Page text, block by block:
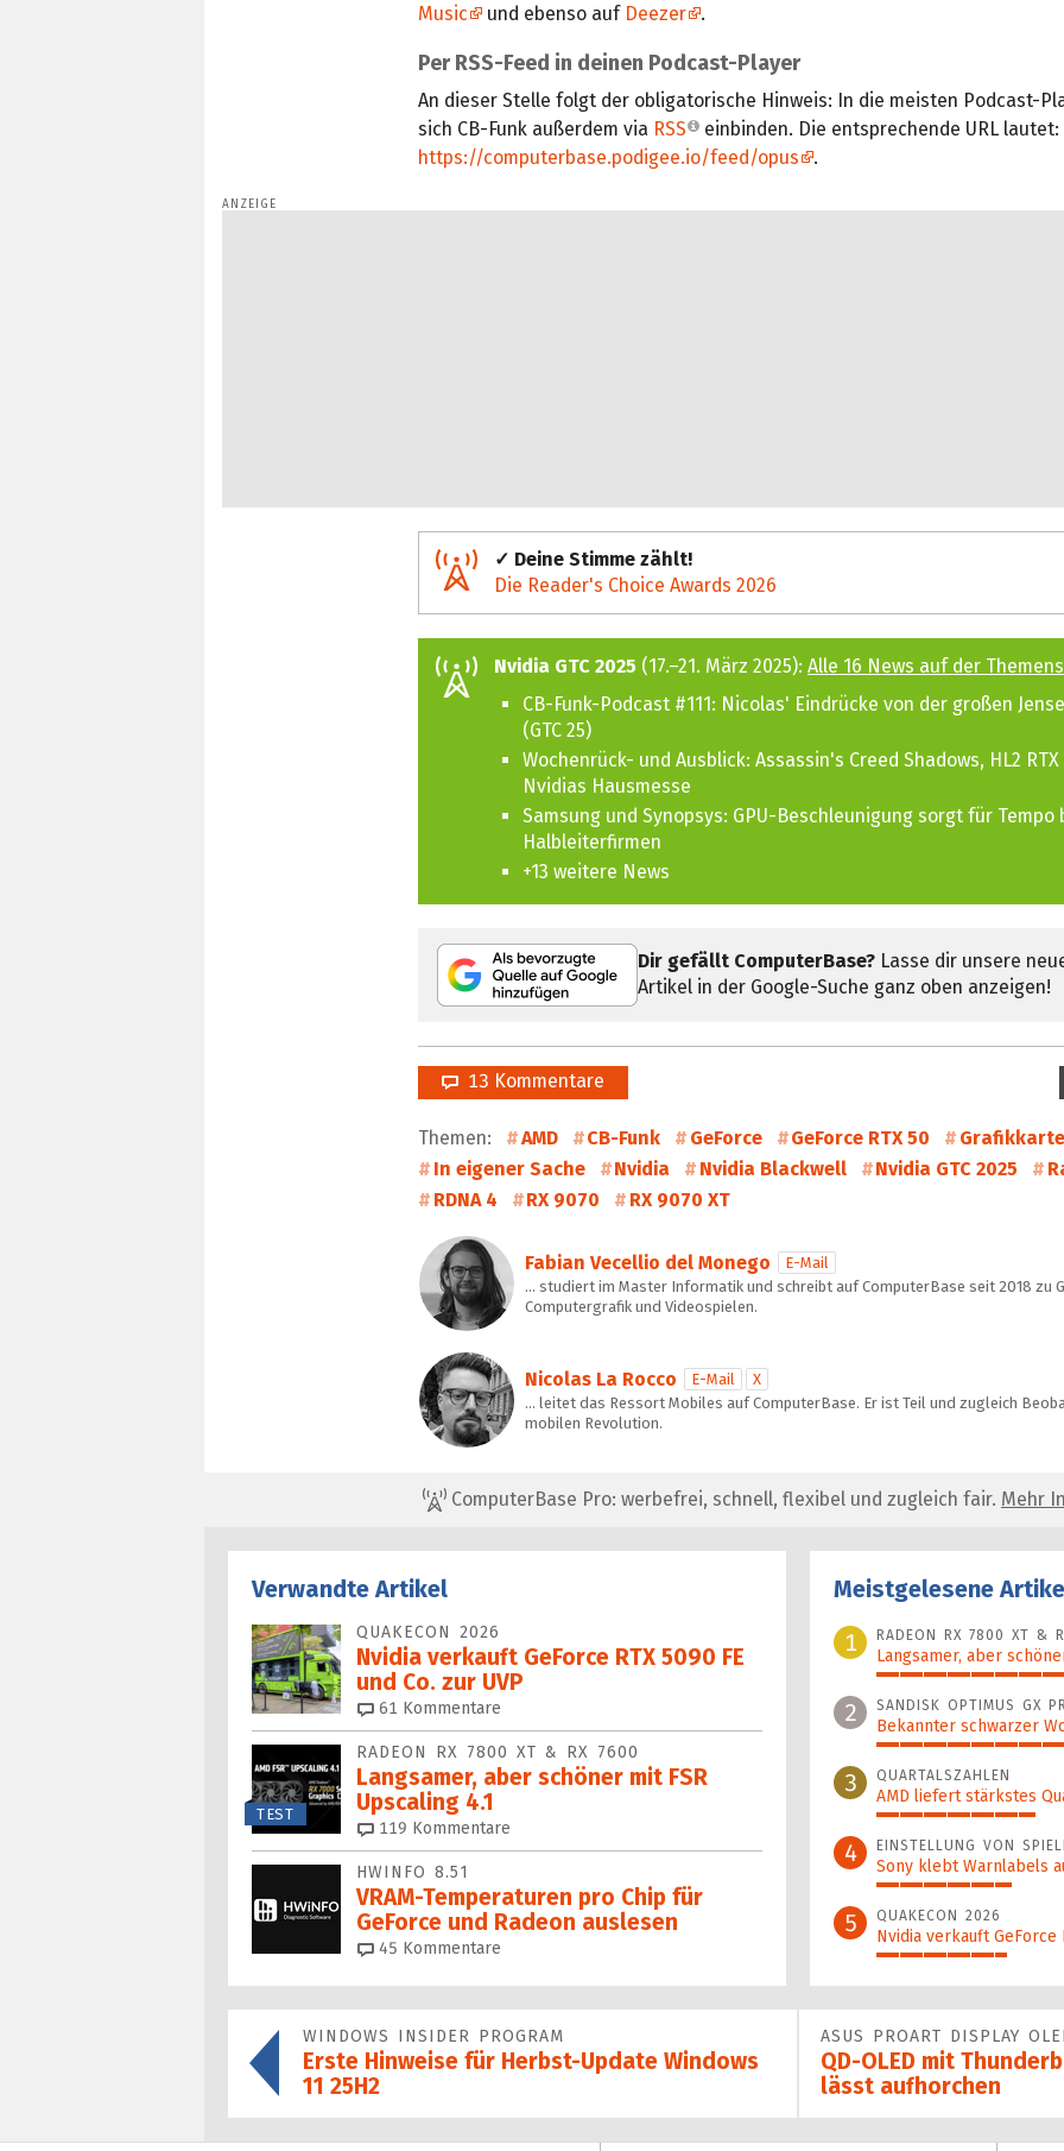
Music
und ebenso auf Deezer .
Per RSS-Feed in deinen Podcast-Player
An dieser Stelle folgt der obligatorische Hinweis: In die meisten Podcast-
sich CB-Funk außerdem via RSS
einbinden. Die entsprechende URL lautet:
https://computerbase.podigee.io/feed/opus
.
✓ Deine Stimme zählt!
Die Reader's Choice Awards 2026
Nvidia GTC 2025 (17.–21. März 2025): Alle 16 News auf der
CB-Funk-Podcast #111: Nicolas' Eindrücke von der großen
(GTC 25)
Wochenrück- und Ausblick: Assassin's Creed Shadows, HL2 RTX
Nvidias Hausmesse
Samsung und Synopsys: GPU-Beschleunigung sorgt für Tempo
Halbleiterfirmen
+13 weitere News
Dir gefällt ComputerBase? Lasse dir unsere
Artikel in der Google-Suche ganz oben anzeigen!
13 Kommentare
Themen: AMD CB-Funk GeForce GeForce RTX 50
In eigener Sache
Nvidia Nvidia Blackwell Nvidia GTC 2025
RDNA 4
RX 9070 RX 9070 XT
Fabian Vecellio del Monego
E-Mail
… studiert im Master Informatik und schreibt auf ComputerBase seit 2018 zu
Computergrafik und Videospielen.
Nicolas La Rocco E-Mail
X
… leitet das Ressort Mobiles auf ComputerBase. Er ist Teil und zugleich
mobilen Revolution.
ComputerBase Pro: werbefrei, schnell, flexibel und zugleich fair. Mehr
Verwandte Artikel
QUAKECON 2026
Nvidia verkauft GeForce RTX 5090 FE
und Co. zur UVP
61 Kommentare
TEST
RADEON RX 7800 XT & RX 7600
Langsamer, aber schöner mit FSR
Upscaling 4.1
119 Kommentare
HWINFO 8.51
VRAM-Temperaturen pro Chip für
GeForce und Radeon auslesen
45 Kommentare
Meistgelesene
1
RADEON RX 7800 XT &
Langsamer, aber
100%
2 SANDISK OPTIMUS GX
Bekannter schwarzer
46%
3 QUARTALSZAHLEN
AMD liefert stärkstes
34%
4 EINSTELLUNG VON
Sony klebt Warnlabels
29%
5 QUAKECON 2026
Nvidia verkauft GeForce
28%
WINDOWS INSIDER PROGRAM
Erste Hinweise für Herbst-Update Windows
11 25H2
ASUS PROART DISPLAY
QD-OLED mit
lässt aufhorchen